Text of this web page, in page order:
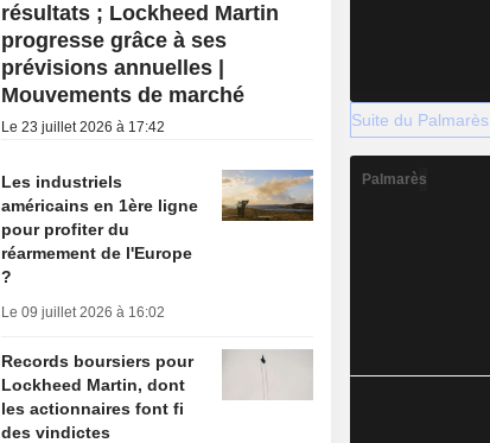
résultats ; Lockheed Martin
progresse grâce à ses
prévisions annuelles |
Mouvements de marché
Le 23 juillet 2026 à 17:42
Les industriels
américains en 1ère ligne
pour profiter du
réarmement de l'Europe
?
Le 09 juillet 2026 à 16:02
Records boursiers pour
Lockheed Martin, dont
les actionnaires font fi
des vindictes
Suite du Palmarès
Palmarès